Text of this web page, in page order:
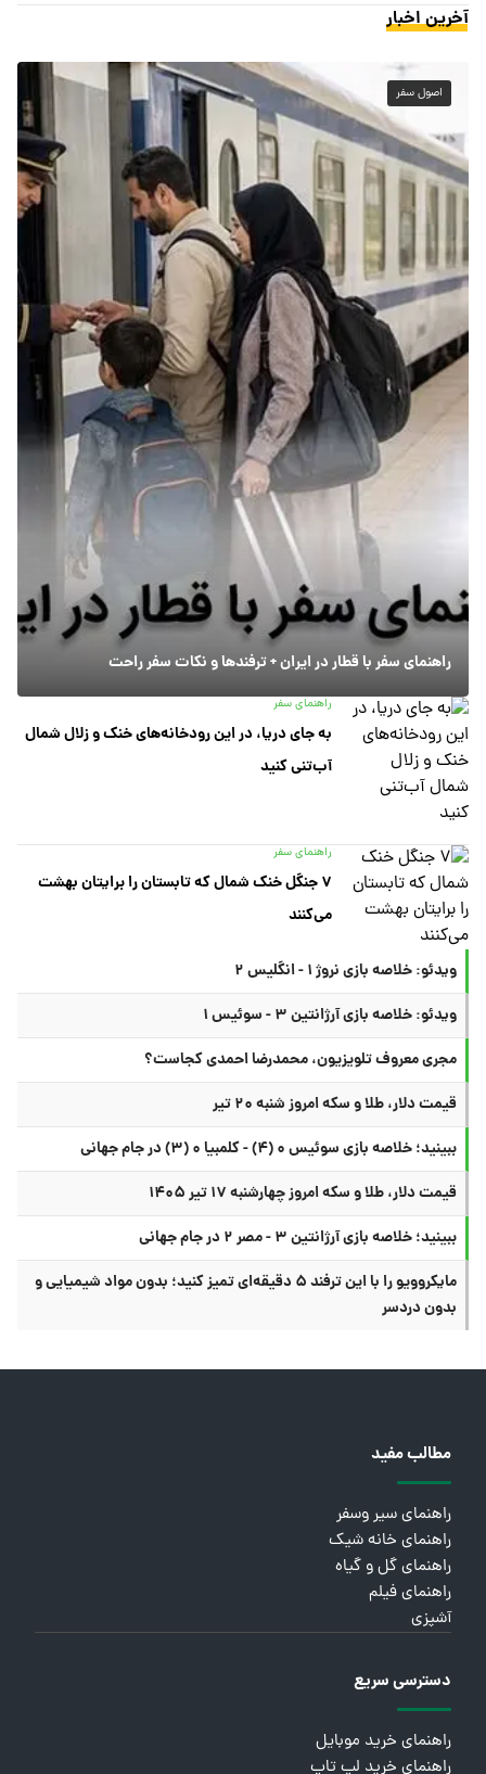
آخرین اخبار
اصول سفر
راهنمای سفر با قطار در ایران + ترفندها و نکات سفر راحت
راهنمای سفر
به جای دریا، در این رودخانه‌های خنک و زلال شمال
آب‌تنی کنید
راهنمای سفر
۷ جنگل خنک شمال که تابستان را برایتان بهشت
می‌کنند
ویدئو: خلاصه بازی نروژ ۱ - انگلیس ۲
ویدئو: خلاصه بازی آرژانتین ۳ - سوئیس ۱
مجری معروف تلویزیون، محمدرضا احمدی کجاست؟
قیمت دلار، طلا و سکه امروز شنبه ۲۰ تیر
ببینید؛ خلاصه بازی سوئیس ۰ (۴) - کلمبیا ۰ (۳) در جام جهانی
قیمت دلار، طلا و سکه امروز چهارشنبه ۱۷ تیر ۱۴۰۵
ببینید؛ خلاصه بازی آرژانتین ۳ - مصر ۲ در جام جهانی
مایکروویو را با این ترفند ۵ دقیقه‌ای تمیز کنید؛ بدون مواد شیمیایی و
بدون دردسر
مطالب مفید
راهنمای سیر وسفر
راهنمای خانه شیک
راهنمای گل و گیاه
راهنمای فیلم
آشپزی
دسترسی سریع
راهنمای خرید موبایل
راهنمای خرید لپ تاپ